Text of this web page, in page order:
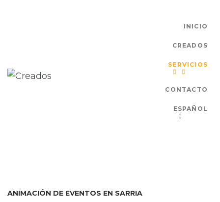
INICIO
CREADOS
SERVICIOS
CONTACTO
ESPAÑOL
ANIMACIÓN DE EVENTOS EN SARRIA